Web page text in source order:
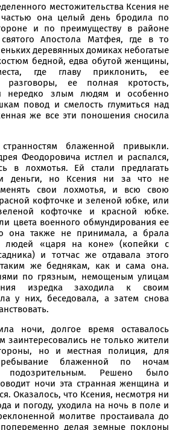
местожительства Ксения не
она целый день бродила по
и по преимуществу в районе
Апостола Матфея, где в то
деревянных домиках небогатые
бедной, едва обутой женщины,
где главу приклонить, ее
разговоры, ее полная кротость,
нередко злым людям и особенно
повод и смелость глумиться над
же все эти поношения сносила
блаженной привыкли.
Феодоровича истлел и распался,
в лохмотья. Ей стали предлагать
деньги, но Ксения ни за что не
свои лохмотья, и всю свою
кофточке и зеленой юбке, или
кофточке и красной юбке.
цвета военного обмундирования ее
она также не принимала, а брала
«царя на коне» (копейки с
и тотчас же отдавала этого
же беднякам, как и сама она.
по грязным, немощеным улицам
изредка заходила к своим
у них, беседовала, а затем снова
ночи, долгое время оставалось
заинтересовались не только жители
но и местная полиция, для
блаженной по ночам
подозрительным. Решено было
ночи эта странная женщина и
Оказалось, что Ксения, несмотря ни
и погоду, уходила на ночь в поле и
молитве простаивала до
попеременно делая земные поклоны